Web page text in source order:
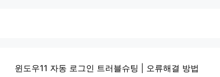
윈도우11 자동 로그인 트러블슈팅 | 오류해결 방법